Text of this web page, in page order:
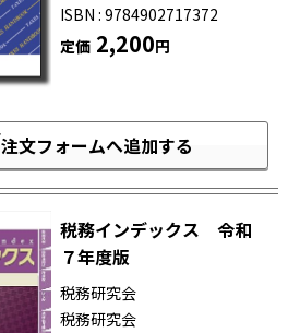
ISBN : 9784902717372
定価2,200円
注文フォームへ追加する
税務インデックス 令和
７年度版
税務研究会
税務研究会